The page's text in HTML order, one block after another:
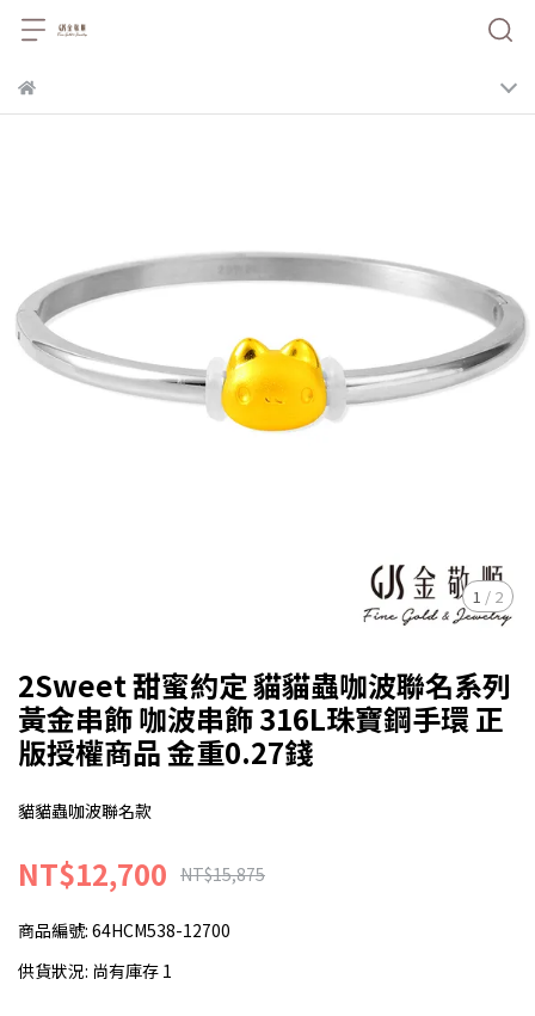
1 / 2
2Sweet 甜蜜約定 貓貓蟲咖波聯名系列
黃金串飾 咖波串飾 316L珠寶鋼手環 正
版授權商品 金重0.27錢
貓貓蟲咖波聯名款
NT$12,700 NT$15,875
商品編號: 64HCM538-12700
供貨狀況: 尚有庫存 1